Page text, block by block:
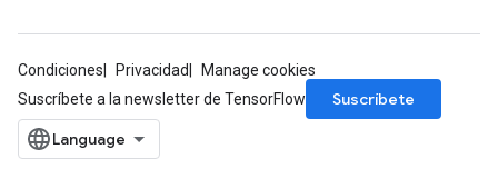
Condiciones Privacidad
Manage cookies
Suscríbete a la newsletter de TensorFlow
Suscríbete